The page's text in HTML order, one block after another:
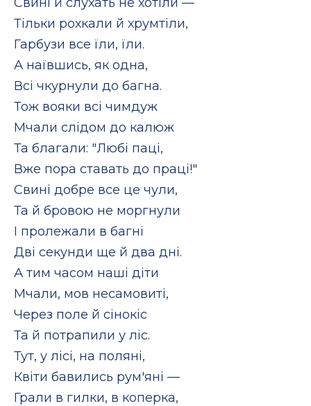
Тільки рохкали й хрумтіли,
Гарбузи все їли, їли.
А наївшись, як одна,
Всі чкурнули до багна.
Тож вояки всі чимдуж
Мчали слідом до калюж
Та благали: "Любі паці,
Вже пора ставать до праці!"
Свині добре все це чули,
Та й бровою не моргнули
І пролежали в багні
Дві секунди ще й два дні.
А тим часом наші діти
Мчали, мов несамовиті,
Через поле й сінокіс
Та й потрапили у ліс.
Тут, у лісі, на поляні,
Квіти бавились рум'яні —
Грали в гилки, в коперка,